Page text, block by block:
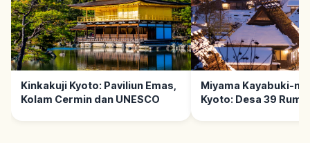
Kinkakuji Kyoto: Paviliun Emas,
Kolam Cermin dan UNESCO
Miyama Kayabuki-
Kyoto: Desa 39